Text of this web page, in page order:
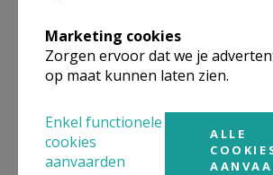
Stuur een mailtje
Google Maps
Organisatiestructuur
Marketing cookies
Zorgen ervoor dat we je
op maat kunnen laten zien.
Enkel functionele
cookies
aanvaarden
ALLE